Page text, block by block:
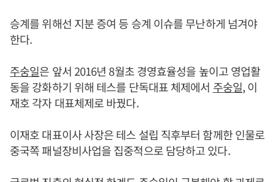
승계를 위해선 지분 증여 등 승계 이슈를 무난하게 넘겨야
한다.
주숭일은 앞서 2016년 8월초 경영효율성을 높이고 영업활
동을 강화하기 위해 테스를 단독대표 체제에서 주숭일, 이
재호 각자 대표체제로 바꿨다.
이재호 대표이사 사장은 테스 설립 직후부터 함께한 인물로
중국쪽 패널장비사업을 집중적으로 담당하고 있다.